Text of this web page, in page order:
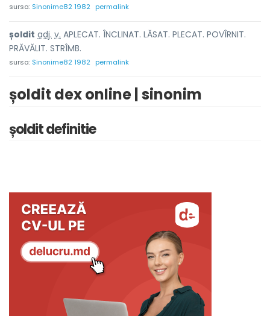
sursa: Sinonime82 1982 permalink
șoldit adj. v. APLECAT. ÎNCLINAT. LĂSAT. PLECAT. POVÎRNIT.
PRĂVĂLIT. STRÎMB.
sursa: Sinonime82 1982 permalink
șoldit dex online | sinonim
șoldit definitie